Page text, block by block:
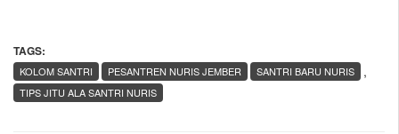
TAGS:
,
KOLOM SANTRI PESANTREN NURIS JEMBER
SANTRI BARU NURIS
TIPS JITU ALA SANTRI NURIS